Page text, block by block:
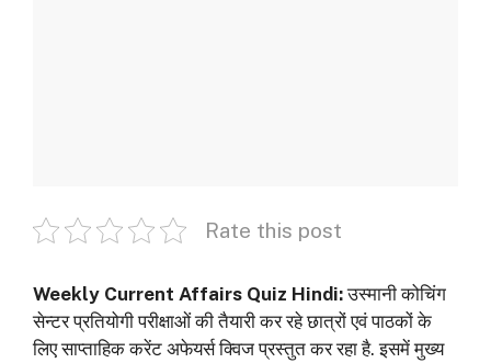
Rate this post
Weekly Current Affairs Quiz Hindi:उस्‍मानी कोचिंग
सेन्‍टर प्रतियोगी परीक्षाओं की तैयारी कर रहे छात्रों एवं पाठकों के
लिए साप्ताहिक करेंट अफेयर्स क्विज प्रस्तुत कर रहा है. इसमें मुख्य